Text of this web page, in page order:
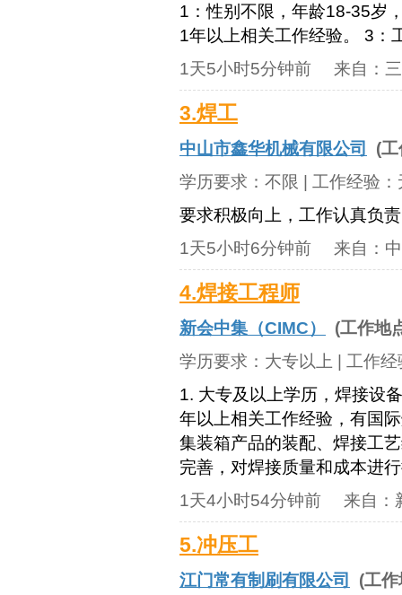
1：性别不限，年龄18-35岁
1年以上相关工作经验。 3：
1天5小时5分钟前 来自：
3.焊工
中山市鑫华机械有限公司
(
学历要求： 不限 | 工作经验：
要求积极向上，工作认真负
1天5小时6分钟前 来自：
4.焊接工程师
新会中集（CIMC）
(工作地
学历要求： 大专以上 | 工作
1. 大专及以上学历，焊接设
年以上相关工作经验，有国
集装箱产品的装配、焊接工
完善，对焊接质量和成本进
1天4小时54分钟前 来自：
5.冲压工
江门常有制刷有限公司
(工